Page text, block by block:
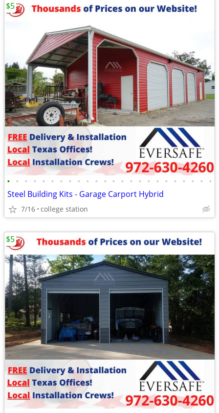
• • • • • • • • • • • • • • • • • • • • • • • •
Steel Building Kits - Garage Carport Hybrid
7/16 college station
$5
$5